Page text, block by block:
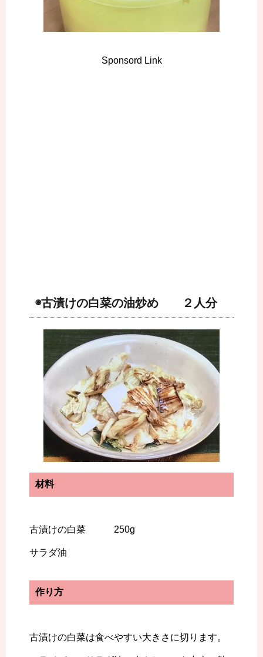
Sponsord Link
◉古漬けの白菜の油炒め ２人分
材料
古漬けの白菜 250g
サラダ油
作り方
古漬けの白菜は食べやすい大きさに切ります。